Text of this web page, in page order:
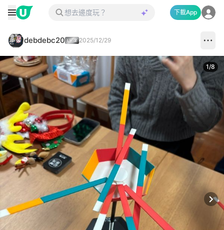
下載App
debdebc20 2025/12/29
1/8